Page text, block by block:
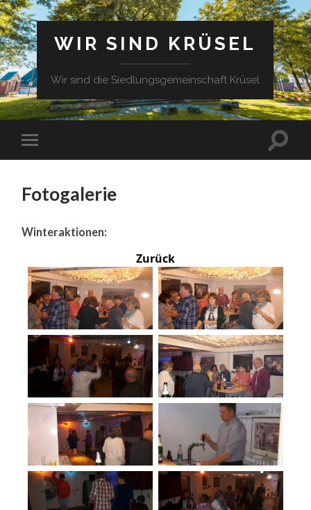
WIR SIND KRÜSEL
Wir sind die Siedlungsgemeinschaft Krüsel
Fotogalerie
Winteraktionen:
Zurück